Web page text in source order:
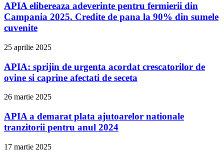
APIA elibereaza adeverinte pentru fermierii din
Campania 2025. Credite de pana la 90% din sumele
cuvenite
25 aprilie 2025
APIA: sprijin de urgenta acordat crescatorilor de
ovine si caprine afectati de seceta
26 martie 2025
APIA a demarat plata ajutoarelor nationale
tranzitorii pentru anul 2024
17 martie 2025